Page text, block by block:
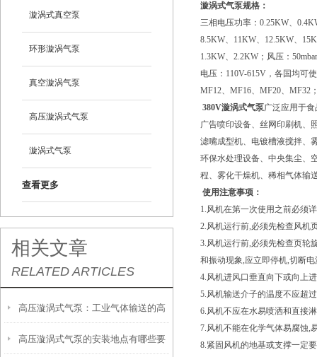
漩涡式真空泵
环形漩涡气泵
真空漩涡气泵
高压漩涡式气泵
漩涡式气泵
查看更多
相关文章
RELATED ARTICLES
高压漩涡式气泵：工业气体输送的高
效能工具
高压漩涡式气泵的安装地点有哪些要
漩涡式气泵规格：
三相电压功率：0.25KW、
8.5KW、11KW、12.5KW、
1.3KW、2.2KW；风压：
电压：110V-615V，各国均可
MF12、MF16、MF20、MF32
380V漩涡式气泵广泛应用于
广告喷印设备、丝网印刷机、
滤嘴成型机、电镀槽液搅拌、
环保水处理设备、中央集尘、
程、雾化干燥机、稀相气体输
使用注意事项：
1.风机在第一次使用之前必须
2.风机运行前,必须先检查风机
3.风机运行前,必须先检查页轮
和振动现象,应立即停机,切断
4.风机进风口垂直向下或向上
5.风机输送介子的温度不应超
6.风机不应在水易喷洒和直接
7.风机不能在化学气体易腐蚀,
8.紧固风机的地基或支撑一定